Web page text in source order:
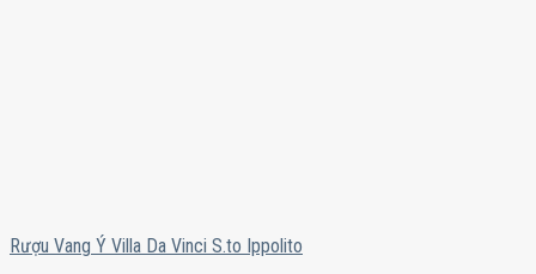
Rượu Vang Ý Villa Da Vinci S.to Ippolito